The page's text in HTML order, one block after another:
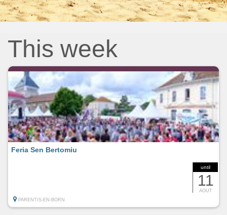
This week
until
11
AOUT
Feria Sen Bertomiu
PARENTIS-EN-BORN